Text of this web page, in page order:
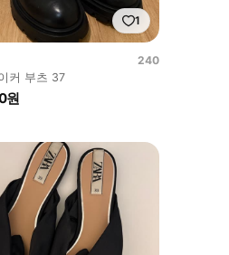
1
240
커 부츠 37
원